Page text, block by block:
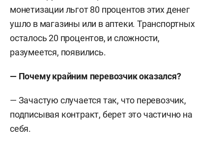
монетизации льгот 80 процентов этих денег
ушло в магазины или в аптеки. Транспортных
осталось 20 процентов, и сложности,
разумеется, появились.
— Почему крайним перевозчик оказался?
— Зачастую случается так, что перевозчик,
подписывая контракт, берет это частично на
себя.